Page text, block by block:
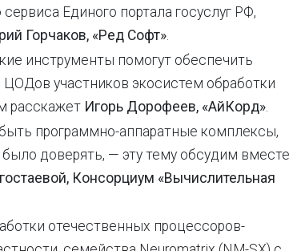
Единого портала госуслуг РФ,
Горчаков, «Ред Софт».
инструменты помогут обеспечить
участников экосистем обработки
расскажет Игорь Дорофеев, «АйКорд».
программно-аппаратные комплексы,
доверять, — эту тему обсудим вместе
Консорциум «Вычислительная
отечественных процессоров-